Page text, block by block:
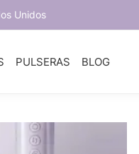
Unidos
PULSERAS BLOG